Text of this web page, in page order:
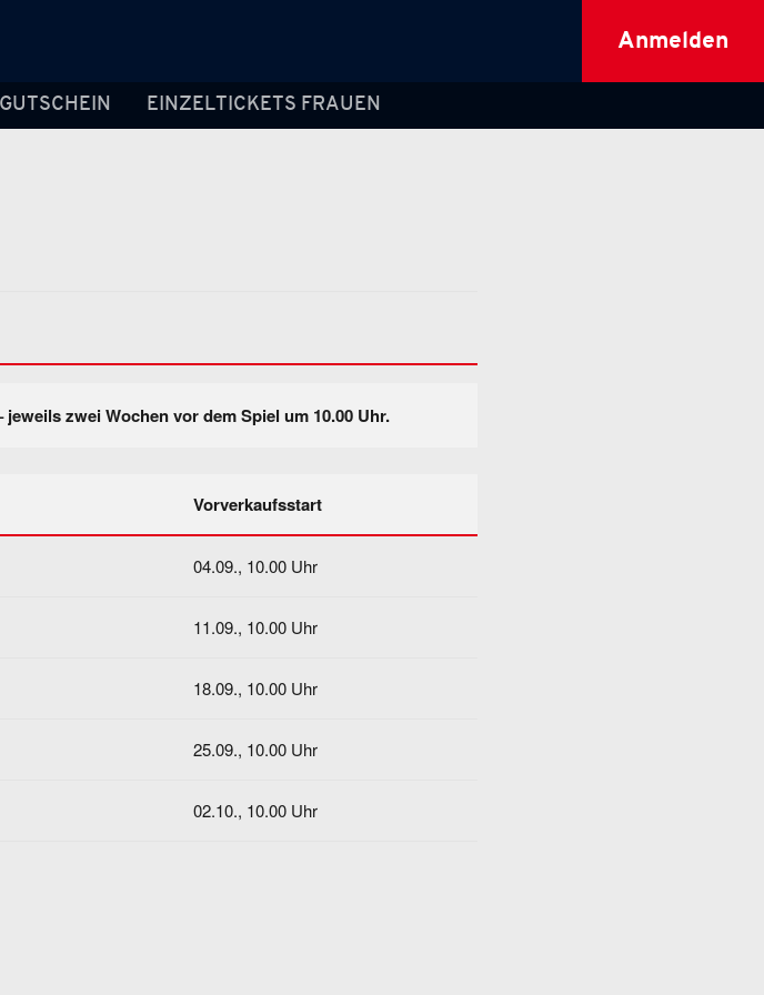
Anmelden
EINZELTICKETS FRAUEN
zwei Wochen vor dem Spiel um 10.00 Uhr.
Vorverkaufsstart
04.09., 10.00 Uhr
11.09., 10.00 Uhr
18.09., 10.00 Uhr
25.09., 10.00 Uhr
02.10., 10.00 Uhr